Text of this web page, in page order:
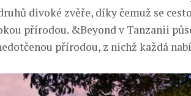
divoké zvěře, díky čemuž se
přírodou. &Beyond v Tanzanii
přírodou, z nichž každá